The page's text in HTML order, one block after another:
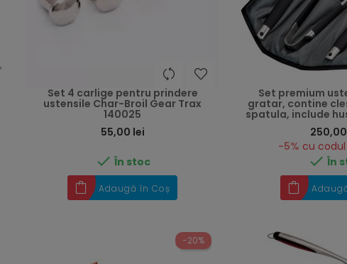
Set 4 carlige pentru prindere
ustensile Char-Broil Gear Trax
140025
55,00 lei
 În stoc
Adaugă în Coș
Set premium
gratar, contine
spatula, include
-5% cu codul
 În
-20%